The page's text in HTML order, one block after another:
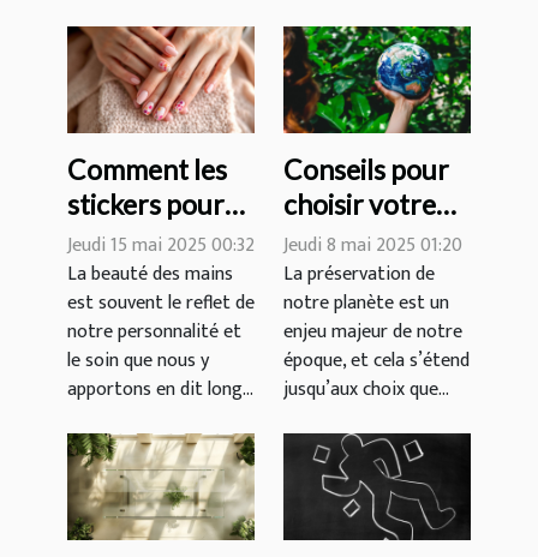
Comment les
stickers pour
ongles peuvent
transformer
votre routine
de beauté
Jeudi 15 mai 2025 00:32
La beauté des mains
est souvent le reflet de
notre personnalité et
le soin que nous y
apportons en dit long...
Conseils pour
choisir votre
prochaine
destination de
voyage éco-
responsable
Jeudi 8 mai 2025 01:20
La préservation de
notre planète est un
enjeu majeur de notre
époque, et cela s’étend
jusqu’aux choix que...